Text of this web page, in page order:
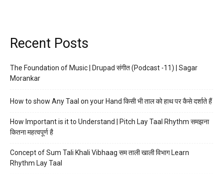
Recent Posts
The Foundation of Music | Drupad संगीत (Podcast -11) | Sagar
Morankar
How to show Any Taal on your Hand किसी भी ताल को हाथ पर कैसे दर्शाते हैं
How Important is it to Understand | Pitch Lay Taal Rhythm समझना
कितना महत्वपूर्ण है
Concept of Sum Tali Khali Vibhaag सम ताली खाली विभाग Learn
Rhythm Lay Taal